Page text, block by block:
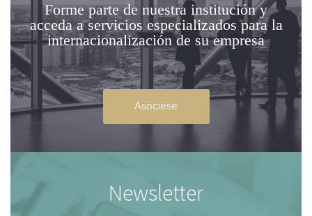
Forme parte de nuestra institucióny
acceda a servicios especializados para la
internacionalización de su empresa
Asóciese
Newsletter